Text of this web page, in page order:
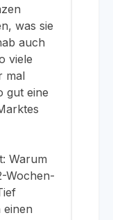
was sie
auch
viele
mal
gut eine
Warum
Wochen-
einen